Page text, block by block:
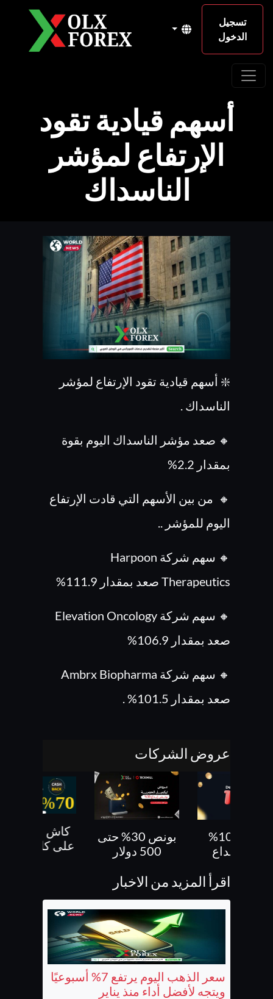
تسجيل
الدخول
أسهم قيادية تقود
الإرتفاع لمؤشر
الناسداك
❇️ أسهم قيادية تقود الإرتفاع لمؤشر
الناسداك .
🔸 صعد مؤشر الناسداك اليوم بقوة
بمقدار 2.2%
🔸 من بين الأسهم التي قادت الإرتفاع
اليوم للمؤشر ..
🔸 سهم شركة Harpoon
Therapeutics صعد بمقدار 111.9%
🔸 سهم شركة Elevation Oncology
صعد بمقدار 106.9%
صعد بمقدار 101.5% .
عروض الشركات
بونص 30% حتى
على كل صفقاتك
الايداع
اقرأ المزيد من الاخبار
سعر الذهب اليوم يرتفع 7% أسبوعيًا
ويتجه لأفضل أداء منذ يناير